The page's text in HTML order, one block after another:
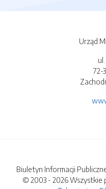
Urząd
72-
Biuletyn Informacji
© 2003 - 2026 Wszystkie